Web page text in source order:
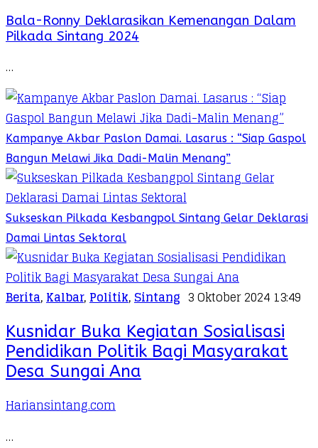
Bala-Ronny Deklarasikan Kemenangan Dalam
Pilkada Sintang 2024
…
Kampanye Akbar Paslon Damai. Lasarus : “Siap Gaspol
Bangun Melawi Jika Dadi-Malin Menang”
Sukseskan Pilkada Kesbangpol Sintang Gelar Deklarasi
Damai Lintas Sektoral
Berita,Kalbar,Politik,Sintang 3 Oktober 2024 13:49
Kusnidar Buka Kegiatan Sosialisasi
Pendidikan Politik Bagi Masyarakat
Desa Sungai Ana
Hariansintang.com
…